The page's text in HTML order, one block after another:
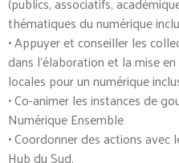
thématiques du numérique
• Appuyer et conseiller les
dans l’élaboration et la mise
locales pour un numérique
• Co-animer les instances de
Numérique Ensemble
• Coordonner des actions
Hub du Sud.